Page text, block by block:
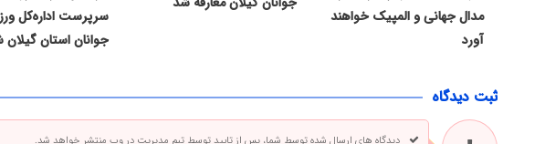
مدال جهانی و المپیک خواهند
آورد
سرپرست اداره‌کل
جوانان استان
ثبت دیدگاه
دیدگاه های ارسال شده توسط شما، پس از تایید توسط تیم مدیریت در وب منتشر خواهد شد.